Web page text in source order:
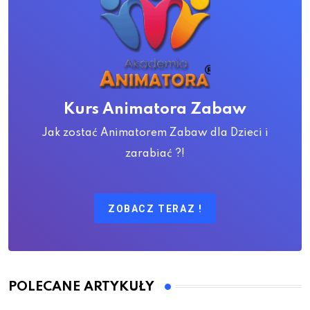
Kurs Animatora Zabaw
Jak zostać Animatorem Zabaw dla Dzieci i
zarabiać ?!
ZOBACZ TERAZ !
POLECANE ARTYKUŁY